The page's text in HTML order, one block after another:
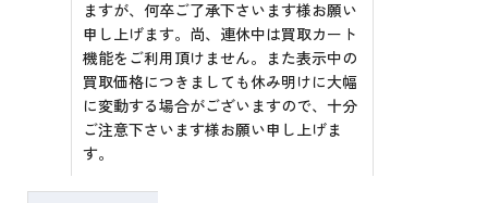
ますが、何卒ご了承下さいます様お願い
申し上げます。尚、連休中は買取カート
機能をご利用頂けません。また表示中の
買取価格につきましても休み明けに大幅
に変動する場合がございますので、十分
ご注意下さいます様お願い申し上げま
す。